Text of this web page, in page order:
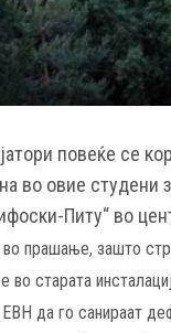
повеќе се
во овие студени
Питу“ во
прашање, зашто
во старата
да го санираат